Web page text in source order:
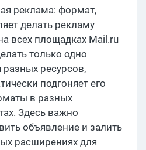
реклама: формат,
делать рекламу
всех площадках Mail.ru
только одно
ресурсов,
подгоняет его
в разных
Здесь важно
объявление и залить
расширениях для